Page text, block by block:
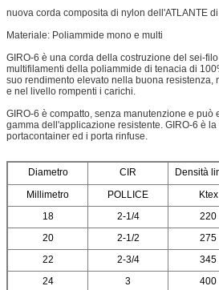
nuova corda composita di nylon dell'ATLANTE
Materiale: Poliammide mono e multi
GIRO-6 è una corda della costruzione del sei-
multifilamenti della poliammide di tenacia di
suo rendimento elevato nella buona resistenza,
e nel livello rompenti i carichi.
GIRO-6 è compatto, senza manutenzione e può
gamma dell'applicazione resistente. GIRO-6 è
portacontainer ed i porta rinfuse.
Diametro CIR Densità
Millimetro
POLLICE Ktex
18
2-1/4 220
20
2-1/2 275
22
2-3/4 345
24
3 400